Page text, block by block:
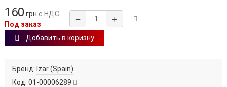
160 грн с НДС
Под заказ
− +
Добавить в коризну
Бренд: Izar (Spain)
Код: 01-00006289